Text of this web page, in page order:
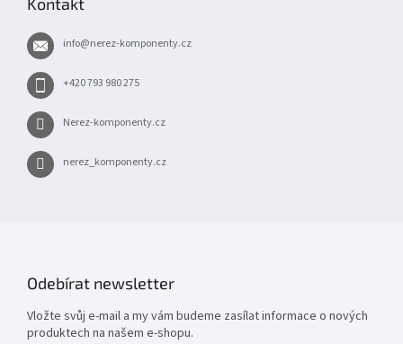
info@nerez-komponenty.cz
+420 793 980 275
Nerez-komponenty.cz
nerez_komponenty.cz
Odebírat newsletter
Vložte svůj e-mail a my vám budeme zasílat informace o nových
produktech na našem e-shopu.